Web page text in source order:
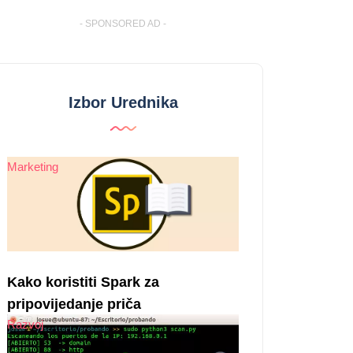
- SPONSORED AD -
Izbor Urednika
Marketing
Kako koristiti Spark za
pripovijedanje priča
Razvoj